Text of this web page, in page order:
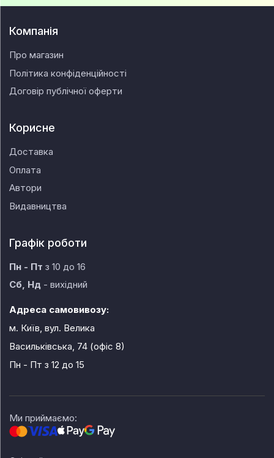
Компанія
Про магазин
Політика конфіденційності
Договір публічної оферти
Корисне
Доставка
Оплата
Автори
Видавництва
Графік роботи
Пн - Пт з 10 до 16
Сб, Нд - вихідний
Адреса самовивозу:
м. Київ, вул. Велика
Васильківська, 74 (офіс 8)
Пн - Пт з 12 до 15
Ми приймаємо: